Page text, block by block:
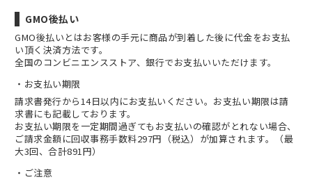
GMO後払い
GMO後払いとはお客様の手元に商品が到着した後に代金をお支払
い頂く決済方法です。
全国のコンビニエンスストア、銀行でお支払いいただけます。
お支払い期限
請求書発行から14日以内にお支払いください。お支払い期限は請
求書にも記載しております。
お支払い期限を一定期間過ぎてもお支払いの確認がとれない場合、
ご請求金額に回収事務手数料297円（税込）が加算されます。（最
大3回、合計891円）
ご注意